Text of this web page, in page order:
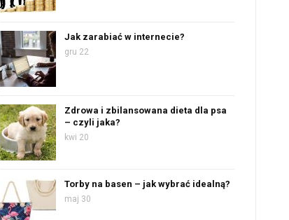
Jak zarabiać w internecie?
gru 22
Zdrowa i zbilansowana dieta dla psa
– czyli jaka?
kwi 20
Torby na basen – jak wybrać idealną?
maj 30